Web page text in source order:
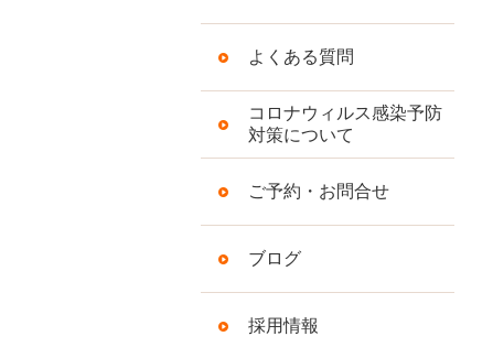
よくある質問
コロナウィルス感染予防
対策について
ご予約・お問合せ
ブログ
採用情報